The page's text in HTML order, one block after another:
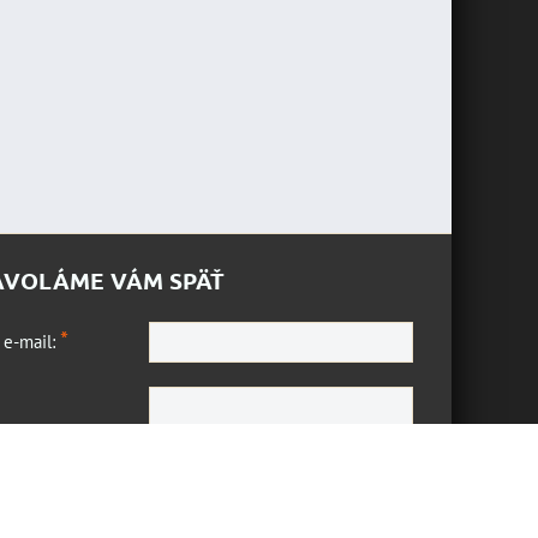
VÁM SPÄŤ
e-mail: *